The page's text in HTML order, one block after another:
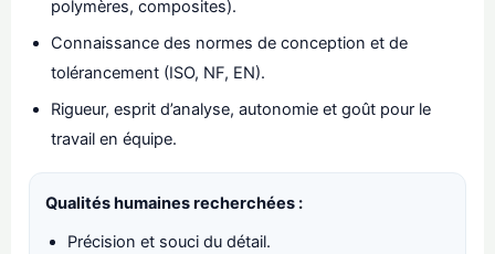
polymères, composites).
Connaissance des normes de conception et de
tolérancement (ISO, NF, EN).
Rigueur, esprit d’analyse, autonomie et goût pour le
travail en équipe.
Qualités humaines recherchées :
Précision et souci du détail.